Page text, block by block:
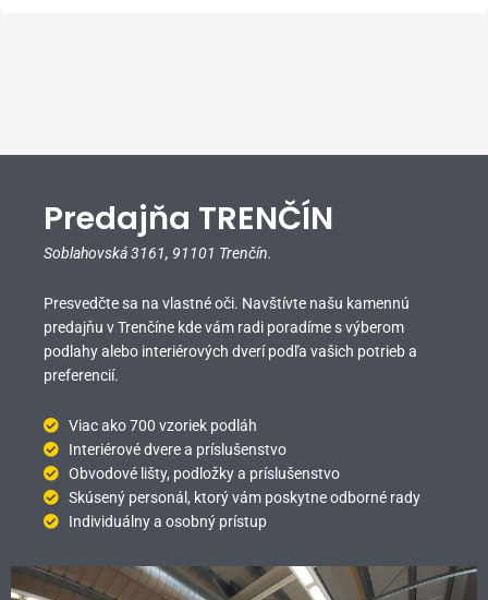
Predajňa TRENČÍN
Soblahovská 3161, 91101 Trenčín.
Presvedčte sa na vlastné oči. Navštívte našu kamennú
predajňu v Trenčíne kde vám radi poradíme s výberom
podlahy alebo interiérových dverí podľa vašich potrieb a
preferencií.
Viac ako 700 vzoriek podláh
Interiérové dvere a príslušenstvo
Obvodové lišty, podložky a príslušenstvo
Skúsený personál, ktorý vám poskytne odborné rady
Individuálny a osobný prístup